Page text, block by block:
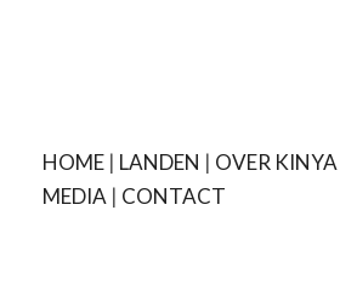
HOME| LANDEN | OVER KINYA
MEDIA | CONTACT